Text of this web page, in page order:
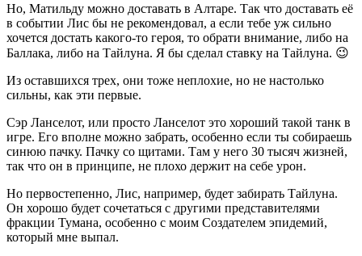
Но, Матильду можно доставать в Алтаре. Так что доставать её
в событии Лис бы не рекомендовал, а если тебе уж сильно
хочется достать какого-то героя, то обрати внимание, либо на
Баллака, либо на Тайлуна. Я бы сделал ставку на Тайлуна. 😉
Из оставшихся трех, они тоже неплохие, но не настолько
сильны, как эти первые.
Сэр Ланселот, или просто Ланселот это хороший такой танк в
игре. Его вполне можно забрать, особенно если ты собираешь
синюю пачку. Пачку со щитами. Там у него 30 тысяч жизней,
так что он в принципе, не плохо держит на себе урон.
Но первостепенно, Лис, например, будет забирать Тайлуна.
Он хорошо будет сочетаться с другими представителями
фракции Тумана, особенно с моим Создателем эпидемий,
который мне выпал.